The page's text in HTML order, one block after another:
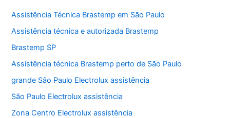
Assistência Técnica Brastemp em São Paulo
Assistência técnica e autorizada Brastemp
Brastemp SP
Assistência técnica Brastemp perto de São Paulo
grande São Paulo Electrolux assistência
São Paulo Electrolux assistência
Zona Centro Electrolux assistência